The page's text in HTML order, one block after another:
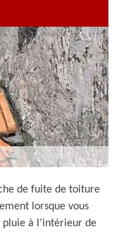
de fuite de toiture
lorsque vous
pluie à l’intérieur de